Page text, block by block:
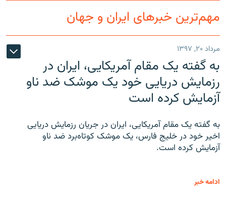
مهم‌ترین خبرهای ایران و جهان
مرداد ۲۰, ۱۳۹۷
به گفته یک مقام آمریکایی، ایران در
رزمایش دریایی خود یک موشک ضد ناو
آزمایش کرده است
به گفته یک مقام آمریکایی، ایران در جریان رزمایش دریایی
اخیر خود در خلیج فارس، یک موشک کوتاه‌برد ضد ناو
آزمایش کرده است.
ادامه خبر